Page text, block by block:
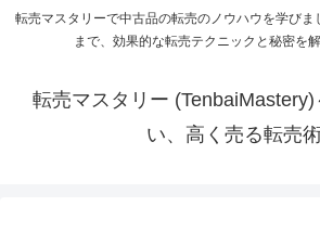
転売マスタリーで中古品の転売のノウハウを学び
まで、効果的な転売テクニックと秘密を
転売マスタリー
い、高く売る転売